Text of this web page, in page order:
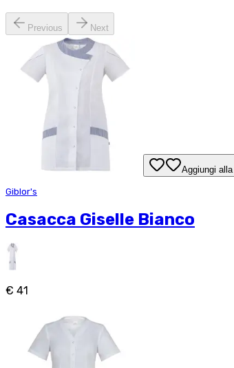
Previous Next
Aggiungi
Giblor's
Casacca Giselle Bianco
€ 41